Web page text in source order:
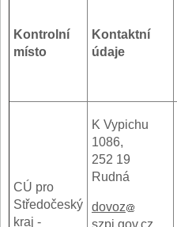
Kontrolní
místo
Kontaktní
údaje
CÚ pro
Středočeský
kraj -
K Vypichu
1086,
252 19
Rudná
dovoz
szpi.gov.cz